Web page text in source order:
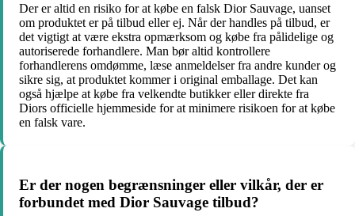
Der er altid en risiko for at købe en falsk Dior Sauvage, uanset
om produktet er på tilbud eller ej. Når der handles på tilbud, er
det vigtigt at være ekstra opmærksom og købe fra pålidelige og
autoriserede forhandlere. Man bør altid kontrollere
forhandlerens omdømme, læse anmeldelser fra andre kunder og
sikre sig, at produktet kommer i original emballage. Det kan
også hjælpe at købe fra velkendte butikker eller direkte fra
Diors officielle hjemmeside for at minimere risikoen for at købe
en falsk vare.
Er der nogen begrænsninger eller vilkår, der er
forbundet med Dior Sauvage tilbud?